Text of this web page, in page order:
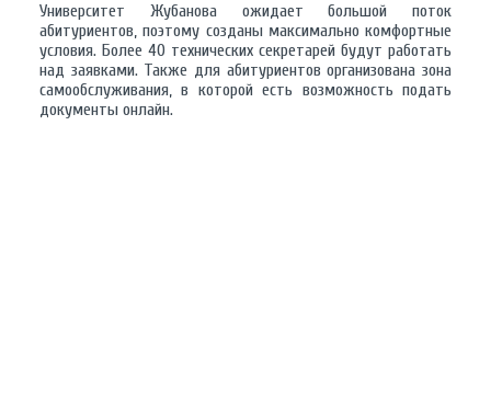
Университет Жубанова ожидает большой поток
абитуриентов, поэтому созданы максимально комфортные
условия. Более 40 технических секретарей будут работать
над заявками. Также для абитуриентов организована зона
самообслуживания, в которой есть возможность подать
документы онлайн.